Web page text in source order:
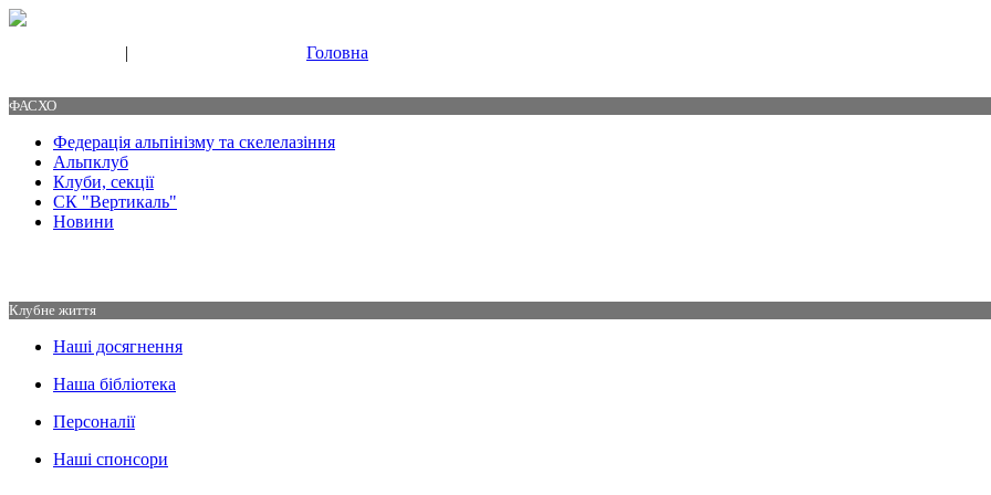
| Головна
ФАСХО
Федерація альпінізму та скелелазіння
Альпклуб
Клуби, секції
СК "Вертикаль"
Новини
Клубне життя
Наші досягнення
Наша бібліотека
Персоналії
Наші спонсори